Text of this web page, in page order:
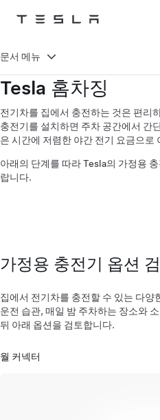
Tesla
Tesla 홈차징
전기차를 집에서 충전하는 것은 편리
충전기를 설치하면 주차 공간에서 간
은 시간에 저렴한 야간 전기 요금으로
아래의 단계를 따라 Tesla의 가정용
랍니다.
가정용 충전기 옵션
집에서 전기차를 충전할 수 있는 다양
운전 습관, 매일 밤 주차하는 장소와
뒤 아래 옵션을 검토합니다.
월 커넥터
문서 메뉴